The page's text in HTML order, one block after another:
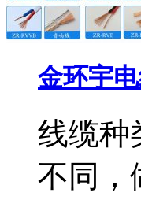
金环宇
线缆种
不同，